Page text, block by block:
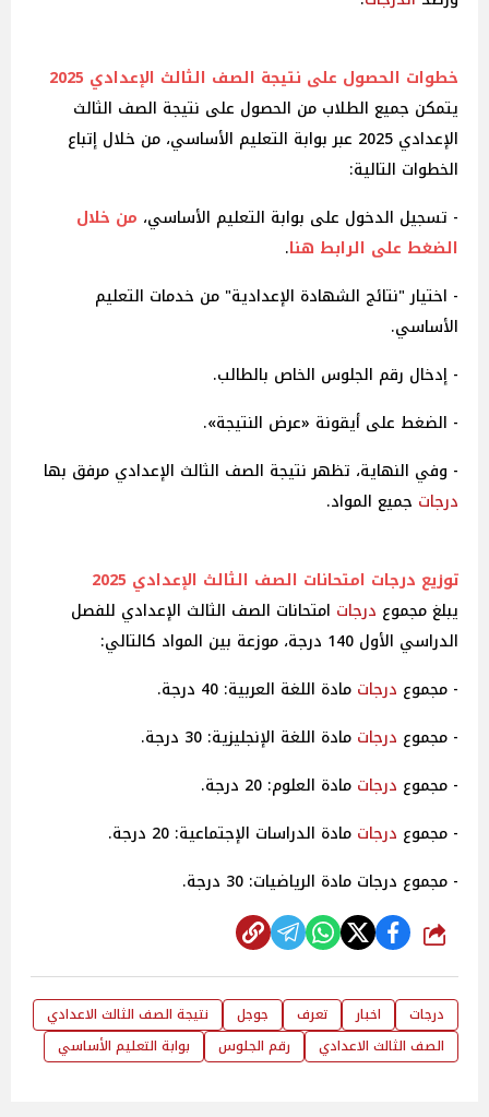
خطوات الحصول على نتيجة الصف الثالث الإعدادي 2025
يتمكن جميع الطلاب من الحصول على نتيجة الصف الثالث
الإعدادي 2025 عبر بوابة التعليم الأساسي، من خلال إتباع
الخطوات التالية:
- تسجيل الدخول على بوابة التعليم الأساسي، من خلال
الضغط على الرابط هنا.
- اختيار "نتائج الشهادة الإعدادية" من خدمات التعليم
الأساسي.
- إدخال رقم الجلوس الخاص بالطالب.
- الضغط على أيقونة «عرض النتيجة».
- وفي النهاية، تظهر نتيجة الصف الثالث الإعدادي مرفق بها
درجات جميع المواد.
توزيع درجات امتحانات الصف الثالث الإعدادي 2025
يبلغ مجموع درجات امتحانات الصف الثالث الإعدادي للفصل
الدراسي الأول 140 درجة، موزعة بين المواد كالتالي:
- مجموع درجات مادة اللغة العربية: 40 درجة.
- مجموع درجات مادة اللغة الإنجليزية: 30 درجة.
- مجموع درجات مادة العلوم: 20 درجة.
- مجموع درجات مادة الدراسات الإجتماعية: 20 درجة.
- مجموع درجات مادة الرياضيات: 30 درجة.
شارك
درجات اخبار تعرف جوجل
نتيجة الصف الثالث الاعدادي
الصف الثالث الاعدادي
رقم الجلوس بوابة التعليم الأساسي